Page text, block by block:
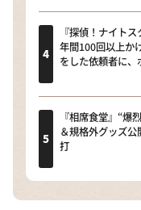
『探偵！ナイト
年間100回以上か
をした依頼者に
『相席食堂』“爆
＆規格外グッズ
打